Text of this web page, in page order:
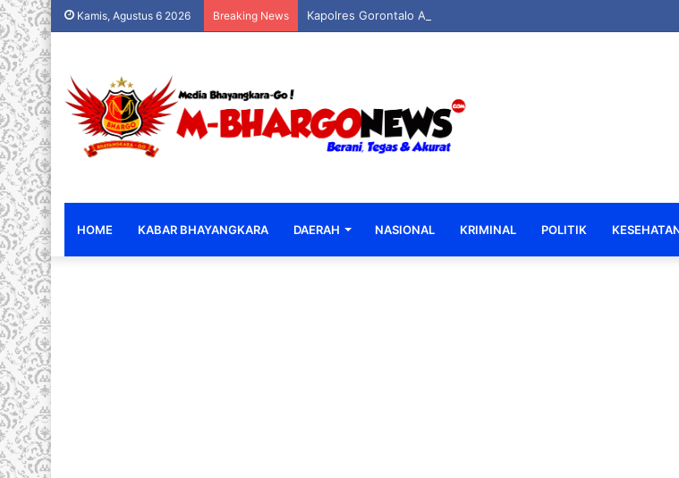
Kamis, Agustus 6 2026 Breaking News Kapolres Gorontalo AKBP Ki Ide Bagus Tri Apresiasi Bakti Sosial
HOME KABAR BHAYANGKARA DAERAH NASIONAL KRIMINAL POLITIK